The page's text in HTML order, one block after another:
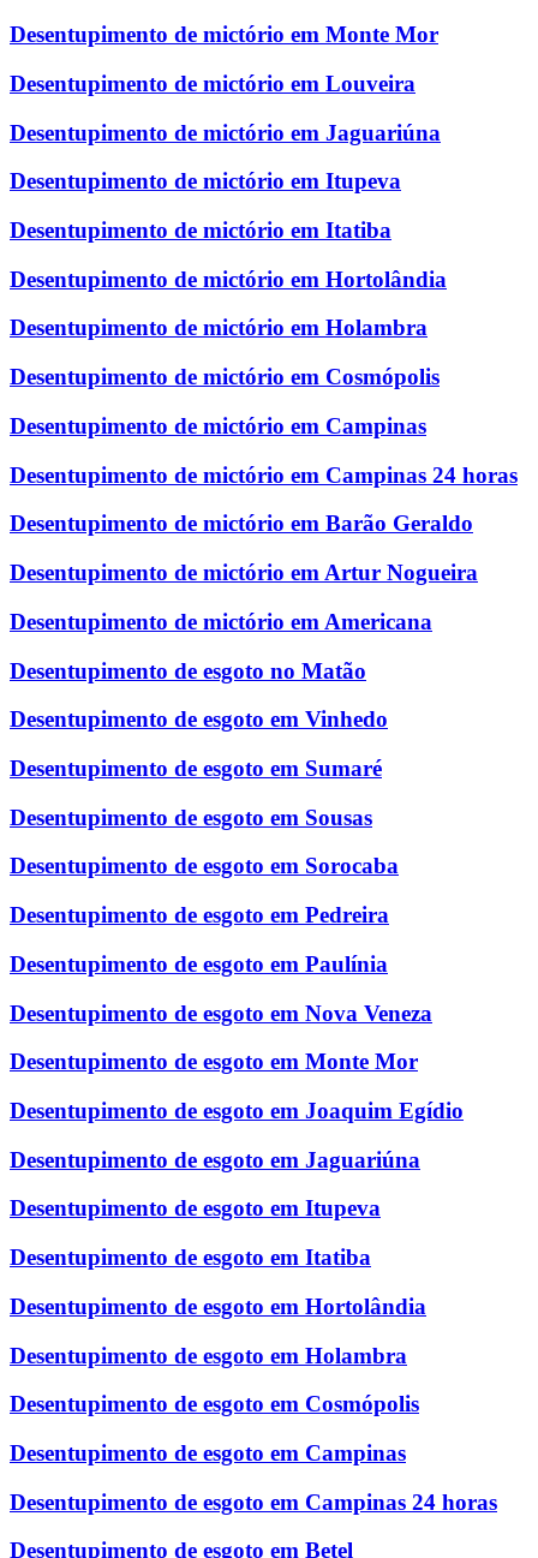
Desentupimento de mictório em Monte Mor
Desentupimento de mictório em Louveira
Desentupimento de mictório em Jaguariúna
Desentupimento de mictório em Itupeva
Desentupimento de mictório em Itatiba
Desentupimento de mictório em Hortolândia
Desentupimento de mictório em Holambra
Desentupimento de mictório em Cosmópolis
Desentupimento de mictório em Campinas
Desentupimento de mictório em Campinas 24 horas
Desentupimento de mictório em Barão Geraldo
Desentupimento de mictório em Artur Nogueira
Desentupimento de mictório em Americana
Desentupimento de esgoto no Matão
Desentupimento de esgoto em Vinhedo
Desentupimento de esgoto em Sumaré
Desentupimento de esgoto em Sousas
Desentupimento de esgoto em Sorocaba
Desentupimento de esgoto em Pedreira
Desentupimento de esgoto em Paulínia
Desentupimento de esgoto em Nova Veneza
Desentupimento de esgoto em Monte Mor
Desentupimento de esgoto em Joaquim Egídio
Desentupimento de esgoto em Jaguariúna
Desentupimento de esgoto em Itupeva
Desentupimento de esgoto em Itatiba
Desentupimento de esgoto em Hortolândia
Desentupimento de esgoto em Holambra
Desentupimento de esgoto em Cosmópolis
Desentupimento de esgoto em Campinas
Desentupimento de esgoto em Campinas 24 horas
Desentupimento de esgoto em Betel